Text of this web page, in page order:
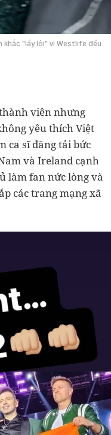
khắc "lầy lội" vì Westlife đều
viên nhưng
yêu thích Việt
ca sĩ đăng tải bức
và Ireland cạnh
làm fan nức lòng và
các trang mạng xã